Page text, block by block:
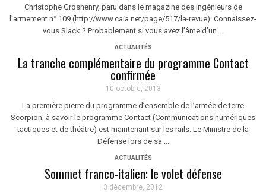
Christophe Groshenry, paru dans le magazine des ingénieurs de
l’armement n° 109 (http://www.caia.net/page/517/la-revue). Connaissez-
vous Slack ? Probablement si vous avez l’âme d’un ...
ACTUALITÉS
La tranche complémentaire du programme Contact
confirmée
10 octobre, 2013
La première pierre du programme d’ensemble de l’armée de terre
Scorpion, à savoir le programme Contact (Communications numériques
tactiques et de théâtre) est maintenant sur les rails. Le Ministre de la
Défense lors de sa ...
ACTUALITÉS
Sommet franco-italien: le volet défense
3 décembre, 2012